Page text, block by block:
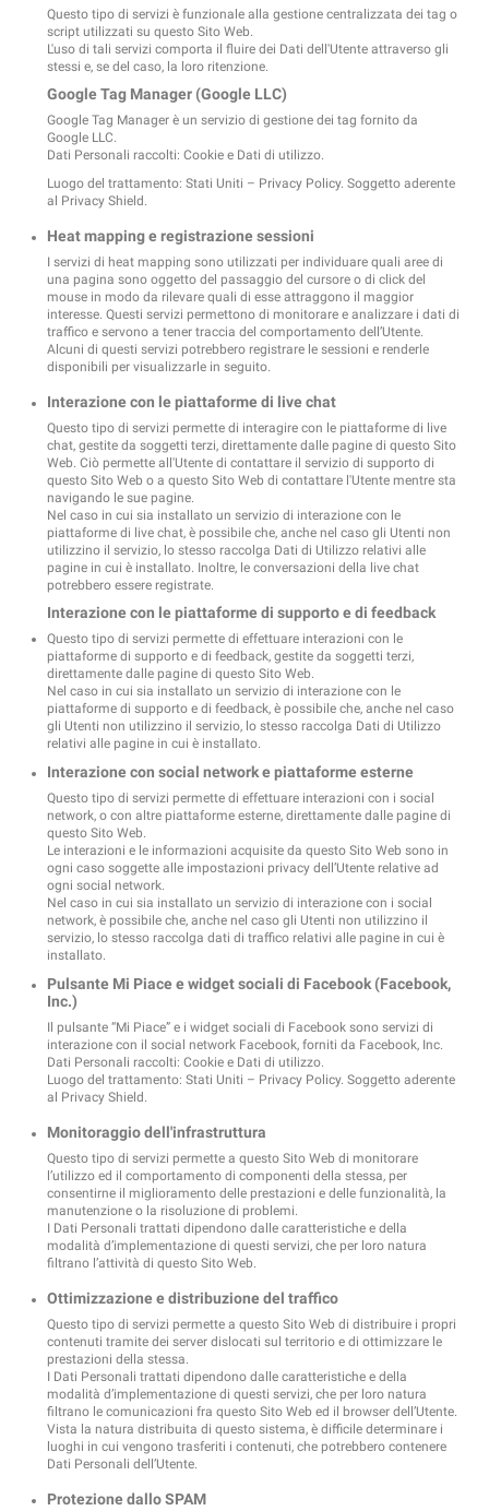
Questo tipo di servizi è funzionale alla gestione centralizzata dei tag o
script utilizzati su questo Sito Web.
L'uso di tali servizi comporta il fluire dei Dati dell'Utente attraverso gli
stessi e, se del caso, la loro ritenzione.
Google Tag Manager (Google LLC)
Google Tag Manager è un servizio di gestione dei tag fornito da
Google LLC.
Dati Personali raccolti: Cookie e Dati di utilizzo.
Luogo del trattamento: Stati Uniti – Privacy Policy. Soggetto aderente
al Privacy Shield.
Heat mapping e registrazione sessioni
I servizi di heat mapping sono utilizzati per individuare quali aree di
una pagina sono oggetto del passaggio del cursore o di click del
mouse in modo da rilevare quali di esse attraggono il maggior
interesse. Questi servizi permettono di monitorare e analizzare i dati di
traffico e servono a tener traccia del comportamento dell’Utente.
Alcuni di questi servizi potrebbero registrare le sessioni e renderle
disponibili per visualizzarle in seguito.
Interazione con le piattaforme di live chat
Questo tipo di servizi permette di interagire con le piattaforme di live
chat, gestite da soggetti terzi, direttamente dalle pagine di questo Sito
Web. Ciò permette all'Utente di contattare il servizio di supporto di
questo Sito Web o a questo Sito Web di contattare l'Utente mentre sta
navigando le sue pagine.
Nel caso in cui sia installato un servizio di interazione con le
piattaforme di live chat, è possibile che, anche nel caso gli Utenti non
utilizzino il servizio, lo stesso raccolga Dati di Utilizzo relativi alle
pagine in cui è installato. Inoltre, le conversazioni della live chat
potrebbero essere registrate.
Interazione con le piattaforme di supporto e di feedback
Questo tipo di servizi permette di effettuare interazioni con le
piattaforme di supporto e di feedback, gestite da soggetti terzi,
direttamente dalle pagine di questo Sito Web.
Nel caso in cui sia installato un servizio di interazione con le
piattaforme di supporto e di feedback, è possibile che, anche nel caso
gli Utenti non utilizzino il servizio, lo stesso raccolga Dati di Utilizzo
relativi alle pagine in cui è installato.
Interazione con social network e piattaforme esterne
Questo tipo di servizi permette di effettuare interazioni con i social
network, o con altre piattaforme esterne, direttamente dalle pagine di
questo Sito Web.
Le interazioni e le informazioni acquisite da questo Sito Web sono in
ogni caso soggette alle impostazioni privacy dell’Utente relative ad
ogni social network.
Nel caso in cui sia installato un servizio di interazione con i social
network, è possibile che, anche nel caso gli Utenti non utilizzino il
servizio, lo stesso raccolga dati di traffico relativi alle pagine in cui è
installato.
Pulsante Mi Piace e widget sociali di Facebook (Facebook,
Inc.)
Il pulsante “Mi Piace” e i widget sociali di Facebook sono servizi di
interazione con il social network Facebook, forniti da Facebook, Inc.
Dati Personali raccolti: Cookie e Dati di utilizzo.
Luogo del trattamento: Stati Uniti – Privacy Policy. Soggetto aderente
al Privacy Shield.
Monitoraggio dell'infrastruttura
Questo tipo di servizi permette a questo Sito Web di monitorare
l’utilizzo ed il comportamento di componenti della stessa, per
consentirne il miglioramento delle prestazioni e delle funzionalità, la
manutenzione o la risoluzione di problemi.
I Dati Personali trattati dipendono dalle caratteristiche e della
modalità d’implementazione di questi servizi, che per loro natura
filtrano l’attività di questo Sito Web.
Ottimizzazione e distribuzione del traffico
Questo tipo di servizi permette a questo Sito Web di distribuire i propri
contenuti tramite dei server dislocati sul territorio e di ottimizzare le
prestazioni della stessa.
I Dati Personali trattati dipendono dalle caratteristiche e della
modalità d’implementazione di questi servizi, che per loro natura
filtrano le comunicazioni fra questo Sito Web ed il browser dell’Utente.
Vista la natura distribuita di questo sistema, è difficile determinare i
luoghi in cui vengono trasferiti i contenuti, che potrebbero contenere
Dati Personali dell’Utente.
Protezione dallo SPAM